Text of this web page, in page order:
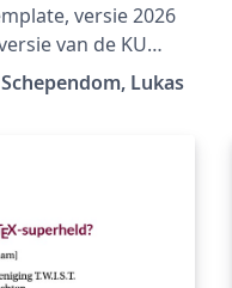
versie 2026
van de KU
icts/english/servic
Lukas